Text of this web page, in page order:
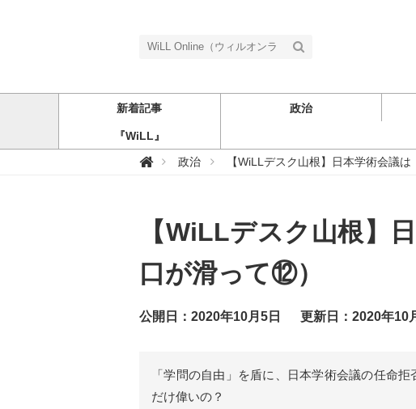
新着記事 政治
『WiLL』
W
n
e
ウ
ル
オ
）
政治 【WiLLデスク山根】日本学術会議
【WiLLデスク山根】
口が滑って⑫）
公開日：2020年10月5日 更新日：2020年10
「学問の自由」を盾に、日本学術会議の任命
だけ偉いの？